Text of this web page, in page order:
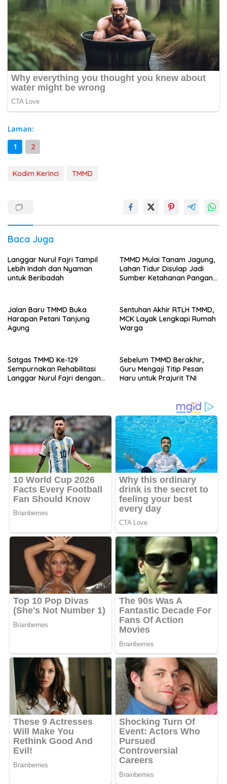
Laman:
1
2
Kodim Kerinci TMMD
Baca Juga
Langgar Nurul Fajri Tampil
Lebih Indah dan Nyaman
untuk Beribadah
TMMD Mulai Tanam Jagung,
Lahan Tidur Disulap Jadi
Sumber Ketahanan Pangan
Jalan Baru TMMD Buka
Harapan Petani Tanjung
Agung
Sentuhan Akhir RTLH TMMD,
MCK Layak Lengkapi Rumah
Warga
Satgas TMMD Ke-129
Sempurnakan Rehabilitasi
Langgar Nurul Fajri dengan
Sebelum TMMD Berakhir,
Guru Mengaji Titip Pesan
Haru untuk Prajurit TNI